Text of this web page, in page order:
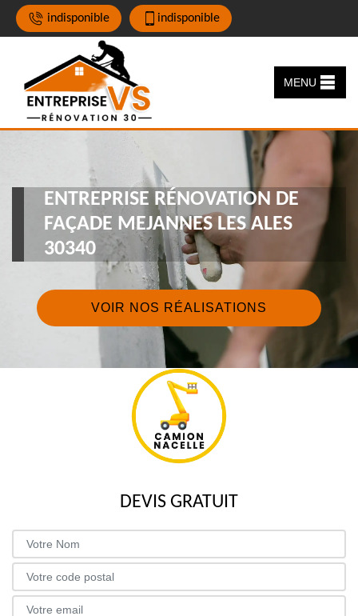
indisponible indisponible
MENU
ENTREPRISE RÉNOVATION DE
FAÇADE MEJANNES LES ALES
30340
VOIR NOS RÉALISATIONS
DEVIS GRATUIT